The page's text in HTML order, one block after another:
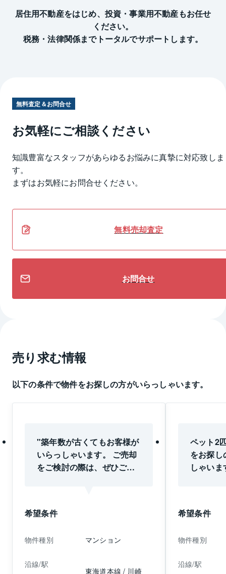
居住用不動産をはじめ、投資・事業用不動産もお任せ
ください。
税務・法律関係までトータルでサポートします。
無料査定＆お問合せ
お気軽にご相談ください
知識豊富なスタッフがあらゆるお悩みに真摯に対応致しま
す。
まずはお気軽にお問合せください。
無料売却査定
お問合せ
売り求む情報
以下の条件で物件をお探しの方がいらっしゃいます。
"築年数が古くてもお客様が
いらっしゃいます。 ご売却
をご検討の際は、ぜひご連
希望条件
物件種別 マンション
沿線/駅
東海道本線 / 川崎
ペット2
をお探し
しゃい
希望条件
物件種別
沿線/駅